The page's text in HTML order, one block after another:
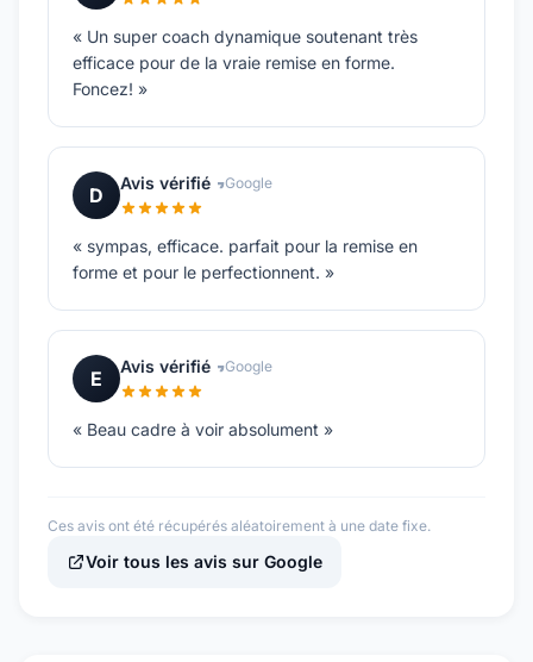
« Un super coach dynamique soutenant très
efficace pour de la vraie remise en forme.
Foncez! »
D
Avis vérifié Google
« sympas, efficace. parfait pour la remise en
forme et pour le perfectionnent. »
E
Avis vérifié Google
« Beau cadre à voir absolument »
Ces avis ont été récupérés aléatoirement à une date fixe.
Voir tous les avis sur Google